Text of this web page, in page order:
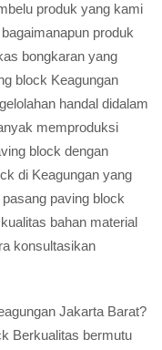
produk yang kami
produk
bongkaran yang
block Keagungan
handal didalam
memproduksi
block dengan
di Keagungan yang
paving block
bahan material
konsultasikan
Jakarta Barat?
Berkualitas bermutu